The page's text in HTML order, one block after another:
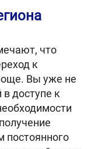
что
к
Вы уже не
в доступе к
постоянного